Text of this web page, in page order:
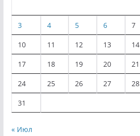
3 4 5 6 7
10 11 12 13 14
17 18 19 20 21
24 25 26 27 28
31
« Июл